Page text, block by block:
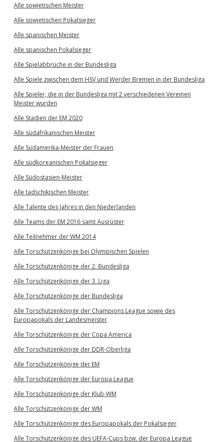
Alle sowjetischen Meister
Alle sowjetischen Pokalsieger
Alle spanischen Meister
Alle spanischen Pokalsieger
Alle Spielabbrüche in der Bundesliga
Alle Spiele zwischen dem HSV und Werder Bremen in der Bundesliga
Alle Spieler, die in der Bundesliga mit 2 verschiedenen Vereinen
Meister wurden
Alle Stadien der EM 2020
Alle südafrikanischen Meister
Alle Südamerika-Meister der Frauen
Alle südkoreanischen Pokalsieger
Alle Südostasien-Meister
Alle tadschikischen Meister
Alle Talente des Jahres in den Niederlanden
Alle Teams der EM 2016 samt Ausrüster
Alle Teilnehmer der WM 2014
Alle Torschützenkönige bei Olympischen Spielen
Alle Torschützenkönige der 2. Bundesliga
Alle Torschützenkönige der 3. Liga
Alle Torschützenkönige der Bundesliga
Alle Torschützenkönige der Champions League sowie des
Europapokals der Landesmeister
Alle Torschützenkönige der Copa America
Alle Torschützenkönige der DDR-Oberliga
Alle Torschützenkönige der EM
Alle Torschützenkönige der Europa League
Alle Torschützenkönige der Klub-WM
Alle Torschützenkönige der WM
Alle Torschützenkönige des Europapokals der Pokalsieger
Alle Torschützenkönige des UEFA-Cups bzw. der Europa League